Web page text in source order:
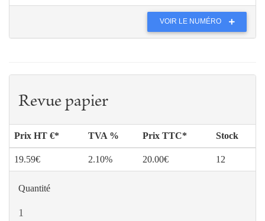
VOIR LE NUMÉRO
Revue papier
Prix HT €* TVA % Prix TTC* Stock
19.59€ 2.10% 20.00€ 12
Quantité